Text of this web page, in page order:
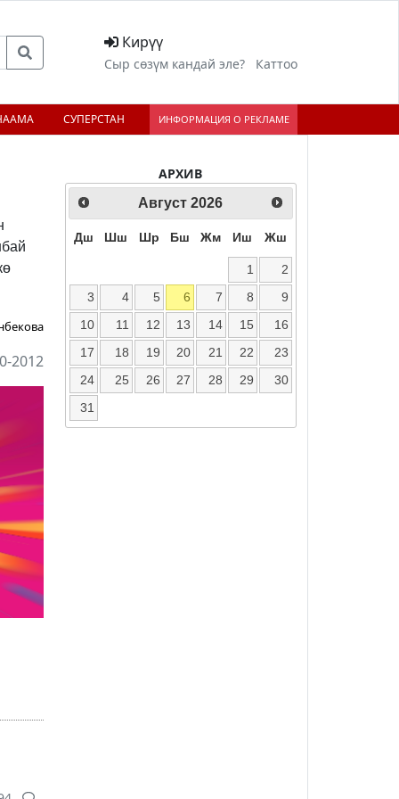
Кирүү
Сыр сөзүм кандай эле? Каттоо
СУПЕРСТАН ИНФОРМАЦИЯ О РЕКЛАМЕ
2012
АРХИВ
Август 2026
Дш Шш Шр Бш Жм Иш Жш
1
2
3
4 5 6 7 8
9
10
11 12 13 14 15
16
17
18 19 20 21 22
23
24
25 26 27 28 29
30
31